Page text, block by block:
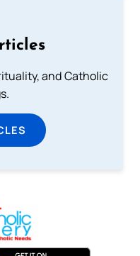
and Catholic